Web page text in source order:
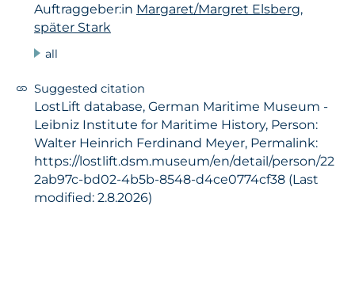
Auftraggeber:in Margaret/Margret Elsberg,
später Stark
all
Suggested citation
LostLift database, German Maritime Museum -
Leibniz Institute for Maritime History, Person:
Walter Heinrich Ferdinand Meyer, Permalink:
https://lostlift.dsm.museum/en/detail/person/22
2ab97c-bd02-4b5b-8548-d4ce0774cf38 (Last
modified: 2.8.2026)